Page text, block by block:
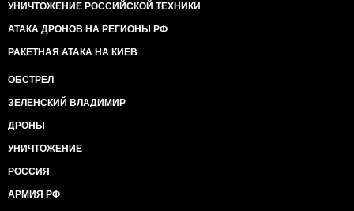
УНИЧТОЖЕНИЕ РОССИЙСКОЙ ТЕХНИКИ
АТАКА ДРОНОВ НА РЕГИОНЫ РФ
РАКЕТНАЯ АТАКА НА КИЕВ
ОБСТРЕЛ
ЗЕЛЕНСКИЙ ВЛАДИМИР
ДРОНЫ
УНИЧТОЖЕНИЕ
РОССИЯ
АРМИЯ РФ